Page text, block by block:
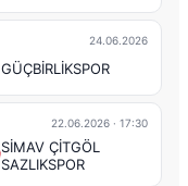
24.06.2026
GÜÇBİRLİKSPOR
22.06.2026 · 17:30
SİMAV ÇİTGÖL
SAZLIKSPOR